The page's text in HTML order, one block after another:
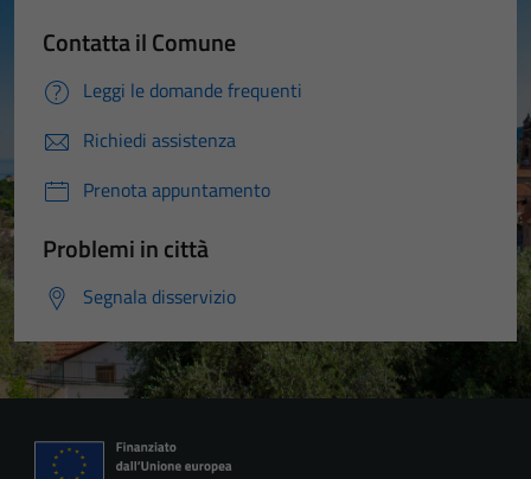
Contatta il Comune
Leggi le domande frequenti
Richiedi assistenza
Prenota appuntamento
Problemi in città
Segnala disservizio